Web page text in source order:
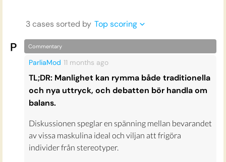
3cases sorted by Top scoring
Commentary
ParliaMod 11 months ago
TL;DR: Manlighet kan rymma både traditionella
och nya uttryck, och debatten bör handla om
balans.
Diskussionen speglar en spänning mellan bevarandet
av vissa maskulina ideal och viljan att frigöra
individer från stereotyper.